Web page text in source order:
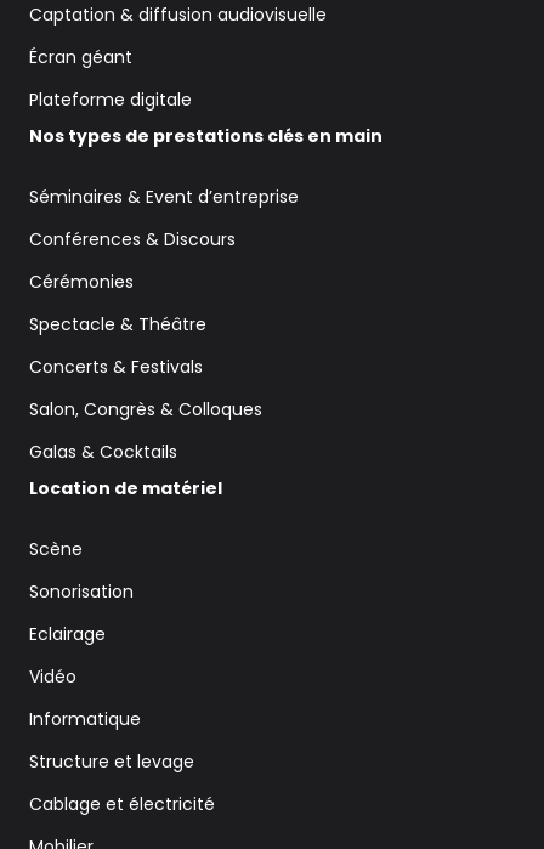
Captation & diffusion audiovisuelle
Écran géant
Plateforme digitale
Nos types de prestations clés en main
Séminaires & Event d’entreprise
Conférences & Discours
Cérémonies
Spectacle & Théâtre
Concerts & Festivals
Salon, Congrès & Colloques
Galas & Cocktails
Location de matériel
Scène
Sonorisation
Eclairage
Vidéo
Informatique
Structure et levage
Cablage et électricité